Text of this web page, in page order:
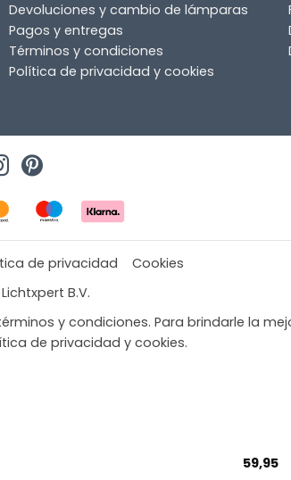
Devoluciones y cambio de lámparas
Pagos y entregas
Términos y condiciones
Política de privacidad y cookies
de privacidad
Cookies
B.V.
y condiciones. Para brindarle la
de privacidad y cookies.
59,95